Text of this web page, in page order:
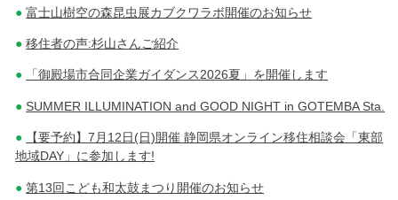
シ
ョ
ン
富士山樹空の森昆虫展カブクワラボ開催のお知らせ
移住者の声:杉山さんご紹介
「御殿場市合同企業ガイダンス2026夏」を開催します
SUMMER ILLUMINATION and GOOD NIGHT in GOTEMBA Sta.
【要予約】7月12日(日)開催 静岡県オンライン移住相談会「東部
地域DAY」に参加します!
第13回こども和太鼓まつり開催のお知らせ